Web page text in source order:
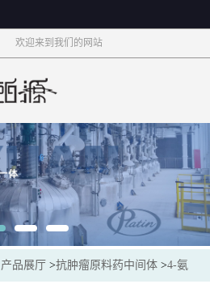
欢迎来到我们的网站
产品展厅 >抗肿瘤原料药中间体 >4-氨